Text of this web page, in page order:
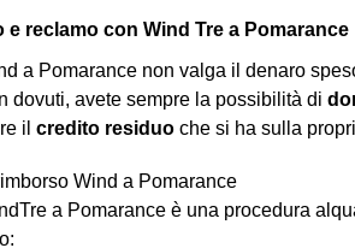
reclamo con Wind Tre a Pomarance
a Pomarance non valga il denaro
dovuti, avete sempre la possibilità di
il credito residuo che si ha sulla
Wind a Pomarance
a Pomarance è una procedura